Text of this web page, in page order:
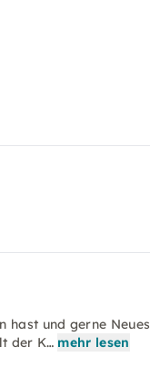
hast und gerne Neues
der K… mehr lesen